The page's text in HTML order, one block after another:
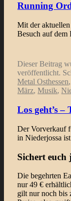
Running
Mit der
Besuch auf dem
Dieser Beitrag
veröffentlicht.
Metal Osthessen
März,Musik,
Los geht’s
Der Vorverkauf
in Niederjossa
Sichert euch
Die begehrten
nur 49 €
gilt nur noch bis